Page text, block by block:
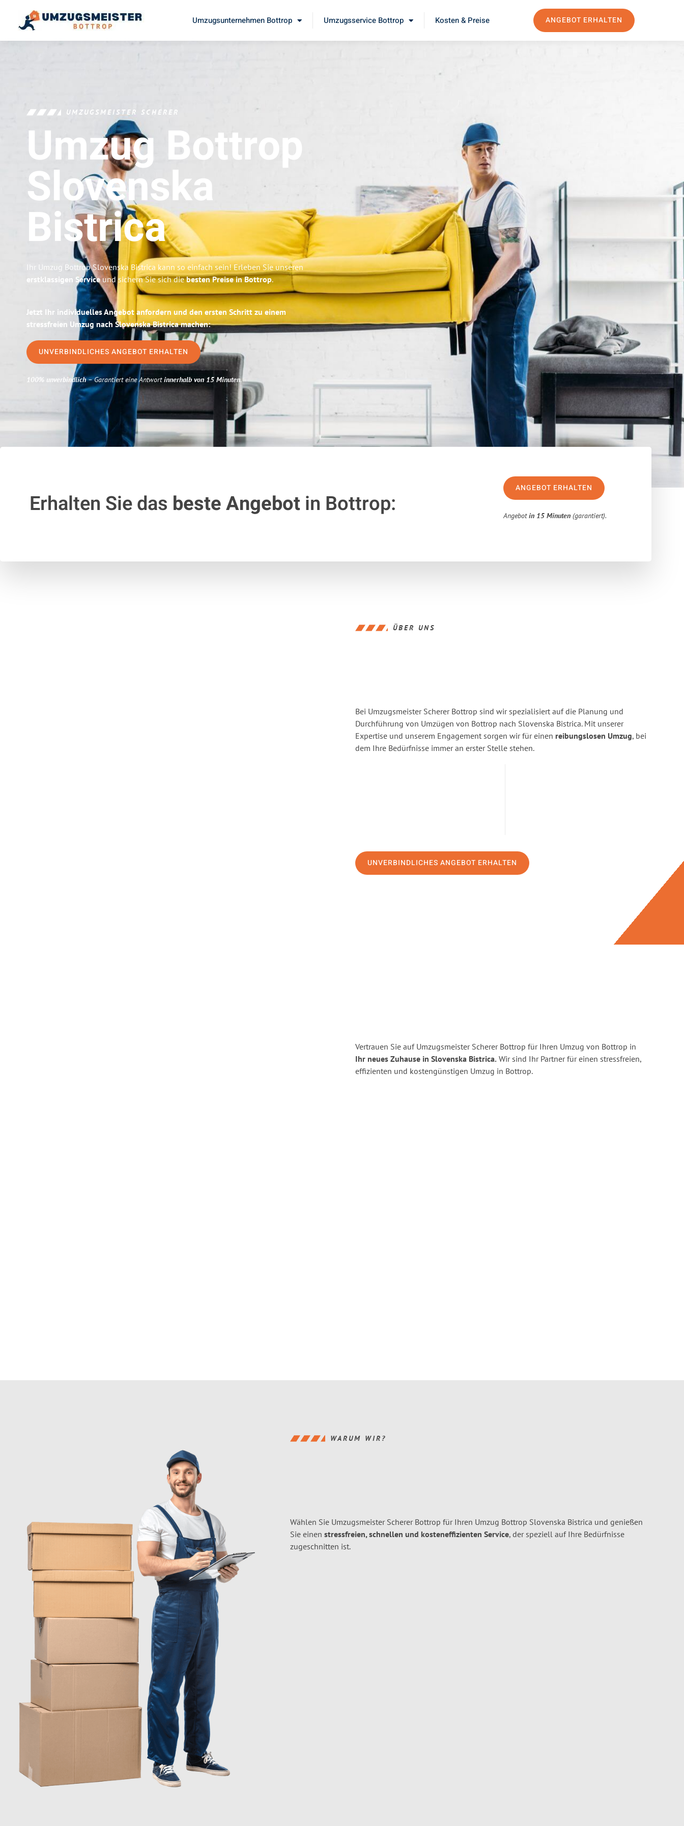
Umzugsunternehmen Bottrop Umzugsservice Bottrop Kosten & Preise ANGEBOT ERHALTEN
UMZUGSMEISTER SCHERER
Umzug Bottrop
Slovenska
Bistrica
Ihr Umzug Bottrop Slovenska Bistrica kann so einfach sein! Erleben Sie unseren
erstklassigen Serviceund sichern Sie sich diebesten Preise in Bottrop.
Jetzt Ihr individuelles Angebot anfordern und den ersten Schritt zu einem
stressfreien Umzug nach Slovenska Bistrica machen:
UNVERBINDLICHES ANGEBOT ERHALTEN
100% unverbindlich– Garantiert eine Antwortinnerhalb von 15 Minuten.
Erhalten Sie das beste Angebotin Bottrop:
ANGEBOT ERHALTEN
Angebotin 15 Minuten (garantiert).
ÜBER UNS
Bei Umzugsmeister Scherer Bottrop sind wir spezialisiert auf die Planung und
Durchführung von Umzügen von Bottrop nach Slovenska Bistrica. Mit unserer
Expertise und unserem Engagement sorgen wir für einen reibungslosen Umzug, bei
dem Ihre Bedürfnisse immer an erster Stelle stehen.
UNVERBINDLICHES ANGEBOT ERHALTEN
Vertrauen Sie auf Umzugsmeister Scherer Bottrop für Ihren Umzug von Bottrop in
Ihr neues Zuhause in Slovenska Bistrica. Wir sind Ihr Partner für einen stressfreien,
effizienten und kostengünstigen Umzug in Bottrop.
WARUM WIR?
Wählen Sie Umzugsmeister Scherer Bottrop für Ihren Umzug Bottrop Slovenska Bistrica und genießen
Sie einen stressfreien, schnellen und kosteneffizienten Service, der speziell auf Ihre Bedürfnisse
zugeschnitten ist.